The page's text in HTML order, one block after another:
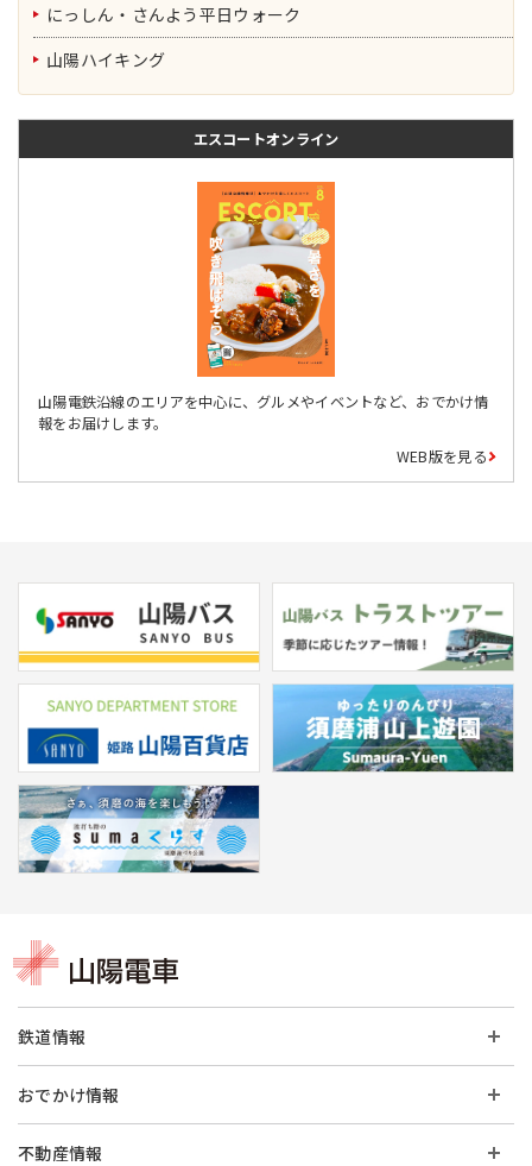
にっしん・さんよう平日ウォーク
山陽ハイキング
エスコートオンライン
山陽電鉄沿線のエリアを中心に、グルメやイベントなど、おでかけ情
報をお届けします。
WEB版を見る
鉄道情報
おでかけ情報
不動産情報